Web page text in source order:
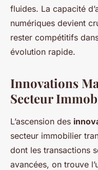
fluides. La capacité
numériques devient
rester compétitifs
évolution rapide.
Innovations
Secteur
L’ascension des
secteur immobilier
dont les transactions
avancées, on trouve